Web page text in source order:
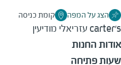
הצג על המפה קומת כניסה
carter's עזריאלי מודיעין
אודות החנות
שעות פתיחה